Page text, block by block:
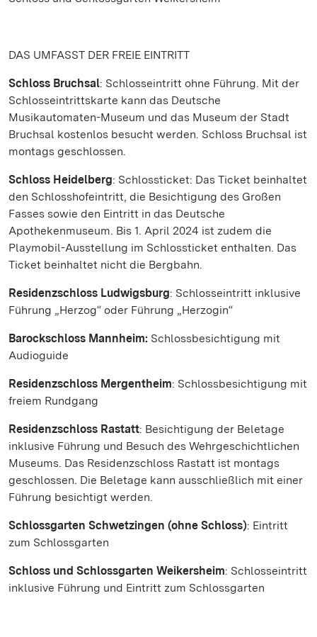
DAS UMFASST DER FREIE EINTRITT
Schloss Bruchsal: Schlosseintritt ohne Führung. Mit der
Schlosseintrittskarte kann das Deutsche
Musikautomaten-Museum und das Museum der Stadt
Bruchsal kostenlos besucht werden. Schloss Bruchsal ist
montags geschlossen.
Schloss Heidelberg: Schlossticket: Das Ticket beinhaltet
den Schlosshofeintritt, die Besichtigung des Großen
Fasses sowie den Eintritt in das Deutsche
Apothekenmuseum. Bis 1. April 2024 ist zudem die
Playmobil-Ausstellung im Schlossticket enthalten. Das
Ticket beinhaltet nicht die Bergbahn.
Residenzschloss Ludwigsburg: Schlosseintritt inklusive
Führung „Herzog“ oder Führung „Herzogin“
Barockschloss Mannheim: Schlossbesichtigung mit
Audioguide
Residenzschloss Mergentheim: Schlossbesichtigung mit
freiem Rundgang
Residenzschloss Rastatt: Besichtigung der Beletage
inklusive Führung und Besuch des Wehrgeschichtlichen
Museums. Das Residenzschloss Rastatt ist montags
geschlossen. Die Beletage kann ausschließlich mit einer
Führung besichtigt werden.
Schlossgarten Schwetzingen (ohne Schloss): Eintritt
zum Schlossgarten
Schloss und Schlossgarten Weikersheim: Schlosseintritt
inklusive Führung und Eintritt zum Schlossgarten